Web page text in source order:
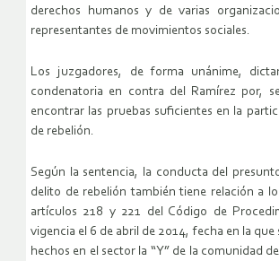
derechos humanos y de varias
representantes de movimientos sociales.
Los juzgadores, de forma unánime,
condenatoria en contra del Ramírez por,
encontrar las pruebas suficientes en la
de rebelión.
Según la sentencia, la conducta del
delito de rebelión también tiene relación a
artículos 218 y 221 del Código de
vigencia el 6 de abril de 2014, fecha en la
hechos en el sector la “Y” de la comunidad